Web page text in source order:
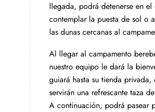
llegada, podrá detenerse en el
contemplar la puesta de sol o
las dunas cercanas al
Al llegar al campamento
nuestro equipo le dará la
guiará hasta su tienda
servirán una refrescante taza
A continuación, podrá pasear